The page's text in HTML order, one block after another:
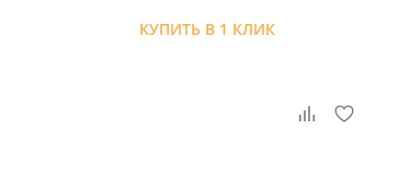
КУПИТЬ В 1 КЛИК